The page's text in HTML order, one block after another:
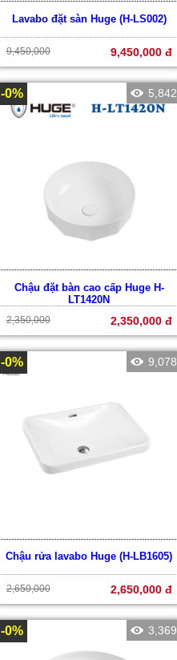
Lavabo đặt sàn Huge (H-LS002)
9,450,000 9,450,000 đ
-0% 5,842
Chậu đặt bàn cao cấp Huge H-
LT1420N
2,350,000 2,350,000 đ
-0% 9,078
Chậu rửa lavabo Huge (H-LB1605)
2,650,000 2,650,000 đ
-0% 3,369